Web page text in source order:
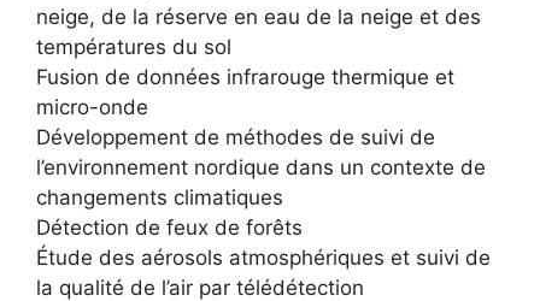
neige, de la réserve en eau de la neige et des
températures du sol
Fusion de données infrarouge thermique et
micro-onde
Développement de méthodes de suivi de
l’environnement nordique dans un contexte de
changements climatiques
Détection de feux de forêts
Étude des aérosols atmosphériques et suivi de
la qualité de l’air par télédétection